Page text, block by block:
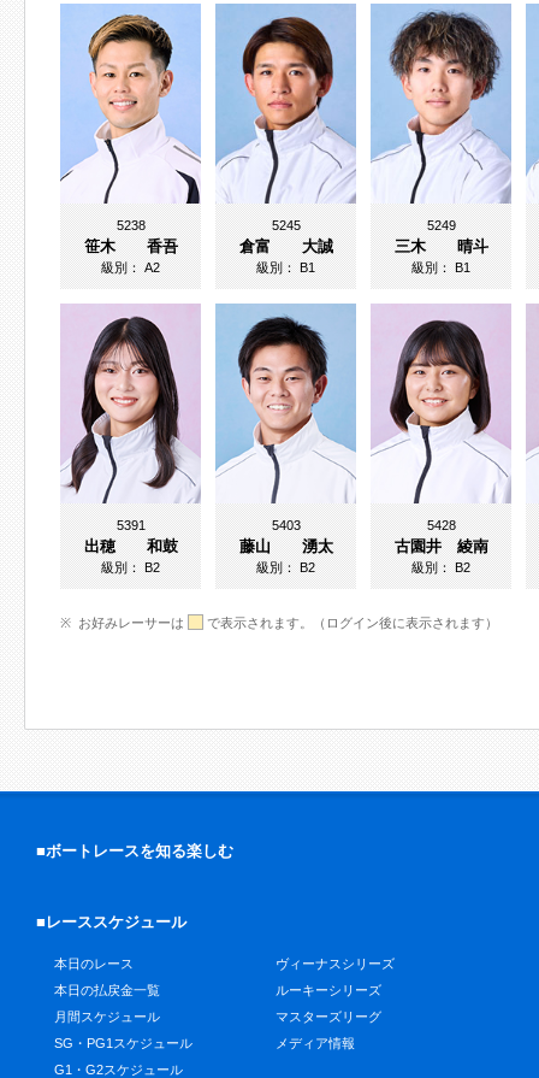
5238
笹木 香吾
級別：A2
5245
倉富 大誠
級別：B1
5249
三木 晴斗
級別：B1
5391
出穂 和鼓
級別：B2
5403
藤山 湧太
級別：B2
5428
古園井 綾南
級別：B2
お好みレーサーは で表示されます。（ログイン後に表示されます）
■ボートレースを知る楽しむ
■レーススケジュール
本日のレース
本日の払戻金一覧
月間スケジュール
SG・PG1スケジュール
G1・G2スケジュール
ヴィーナスシリーズ
ルーキーシリーズ
マスターズリーグ
メディア情報